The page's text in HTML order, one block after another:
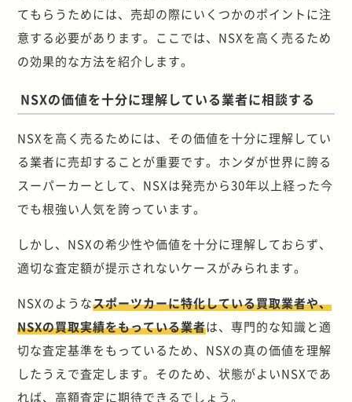
てもらうためには、売却の際にいくつかのポイントに注
意する必要があります。ここでは、NSXを高く売るため
の効果的な方法を紹介します。
NSXの価値を十分に理解している業者に相談する
NSXを高く売るためには、その価値を十分に理解してい
る業者に売却することが重要です。ホンダが世界に誇る
スーパーカーとして、NSXは発売から30年以上経った今
でも根強い人気を誇っています。
しかし、NSXの希少性や価値を十分に理解しておらず、
適切な査定額が提示されないケースがみられます。
NSXのようなスポーツカーに特化している買取業者や、
NSXの買取実績をもっている業者は、専門的な知識と適
切な査定基準をもっているため、NSXの真の価値を理解
したうえで査定します。そのため、状態がよいNSXであ
れば、高額査定に期待できるでしょう。